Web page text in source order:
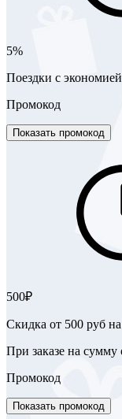
5%
Поездки с
Промокод
Показать промокод
500₽
Скидка от 500 руб
При заказе на сумму
Промокод
Показать промокод